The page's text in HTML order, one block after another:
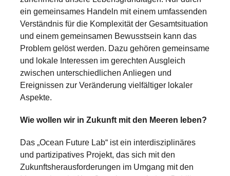
enables
the
long-
term
success.
ein gemeinsames Handeln mit einem umfassenden
Verständnis für die Komplexität der Gesamtsituation
und einem gemeinsamen Bewusstsein kann das
Problem gelöst werden. Dazu gehören gemeinsame
und lokale Interessen im gerechten Ausgleich
zwischen unterschiedlichen Anliegen und
Ereignissen zur Veränderung vielfältiger lokaler
Aspekte.
Wie wollen wir in Zukunft mit den Meeren leben?
Das „Ocean Future Lab“ ist ein interdisziplinäres
und partizipatives Projekt, das sich mit den
Zukunftsherausforderungen im Umgang mit den